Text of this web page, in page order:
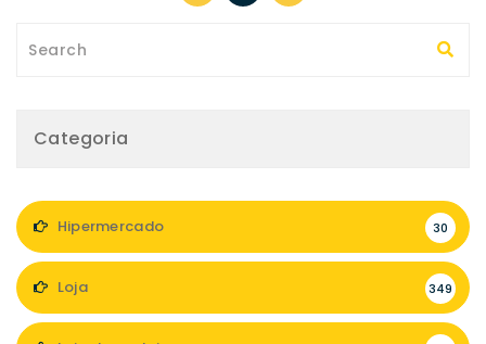
Categoria
Hipermercado 30
Loja 349